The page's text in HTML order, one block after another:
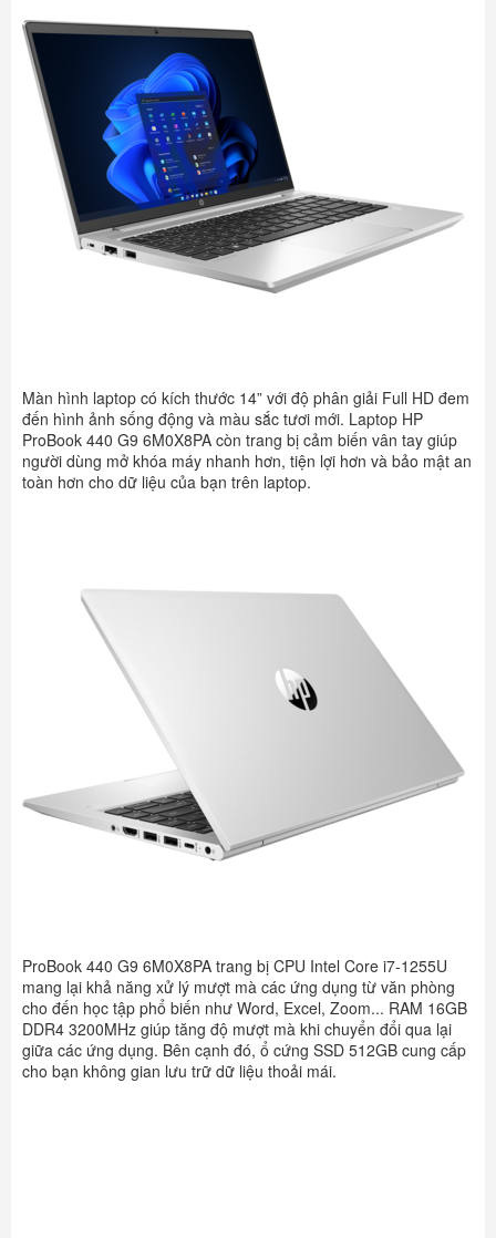
Màn hình laptop có kích thước 14” với độ phân giải Full HD đem
đến hình ảnh sống động và màu sắc tươi mới. Laptop HP
ProBook 440 G9 6M0X8PA còn trang bị cảm biến vân tay giúp
người dùng mở khóa máy nhanh hơn, tiện lợi hơn và bảo mật an
toàn hơn cho dữ liệu của bạn trên laptop.
ProBook 440 G9 6M0X8PA trang bị CPU Intel Core i7-1255U
mang lại khả năng xử lý mượt mà các ứng dụng từ văn phòng
cho đến học tập phổ biến như Word, Excel, Zoom... RAM 16GB
DDR4 3200MHz giúp tăng độ mượt mà khi chuyển đổi qua lại
giữa các ứng dụng. Bên cạnh đó, ổ cứng SSD 512GB cung cấp
cho bạn không gian lưu trữ dữ liệu thoải mái.